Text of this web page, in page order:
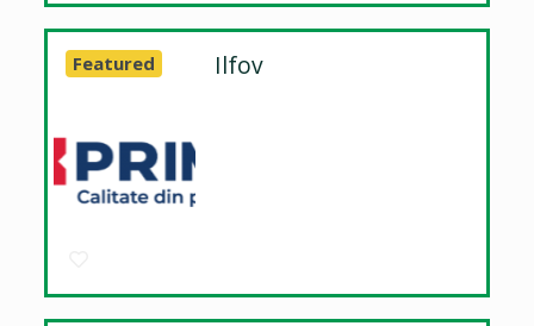
Ilfov
Featured